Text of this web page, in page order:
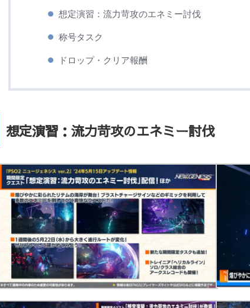
想定演習：流力苛攻のエネミー討伐
称号タスク
ドロップ・クリア報酬
想定演習：流力苛攻のエネミー討伐